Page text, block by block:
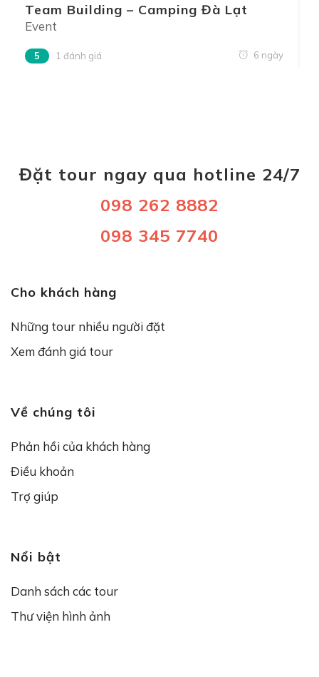
Team Building – Camping Đà Lạt
Event
5 1 đánh giá 6 ngày
Đặt tour ngay qua hotline 24/7
098 262 8882
098 345 7740
Cho khách hàng
Những tour nhiều người đặt
Xem đánh giá tour
Về chúng tôi
Phản hồi của khách hàng
Điều khoản
Trợ giúp
Nổi bật
Danh sách các tour
Thư viện hình ảnh